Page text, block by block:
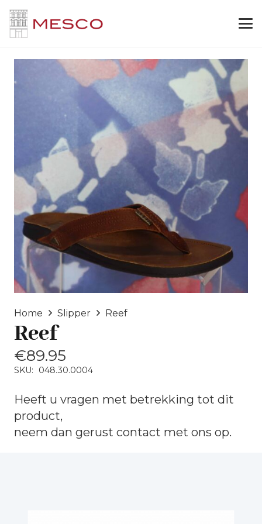
Home Slipper Reef
Reef
€89.95
SKU: 048.30.0004
Heeft u vragen met betrekking tot dit
product,
neem dan gerust contact met ons op.